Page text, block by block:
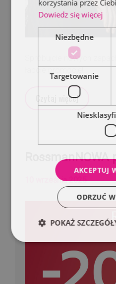
Spróbujcie nowych
łapcie promocję!
Czytaj więcej
10 września 2025
korzystania przez
Dowiedz się więcej
Niezbędne
Targetowanie
AKCEPTUJ
ODRZUĆ
POKAŻ